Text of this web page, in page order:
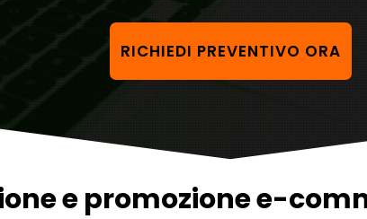
RICHIEDI PREVENTIVO ORA
e promozione e-